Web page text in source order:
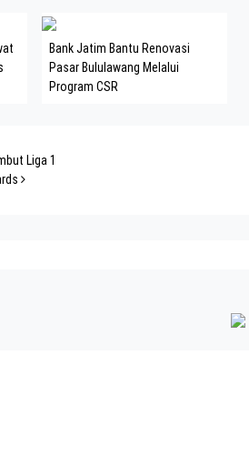
Bank Jatim Bantu Renovasi
Pasar Bululawang Melalui
Program CSR
Liga 1